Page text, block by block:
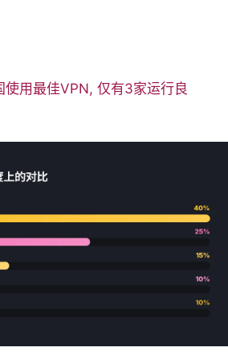
用最佳VPN, 仅有3家运行良